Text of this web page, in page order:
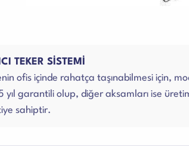
TEKER SİSTEMİ
ofis içinde rahatça taşınabilmesi için,
5 yıl garantili olup, diğer aksamları ise
sahiptir.